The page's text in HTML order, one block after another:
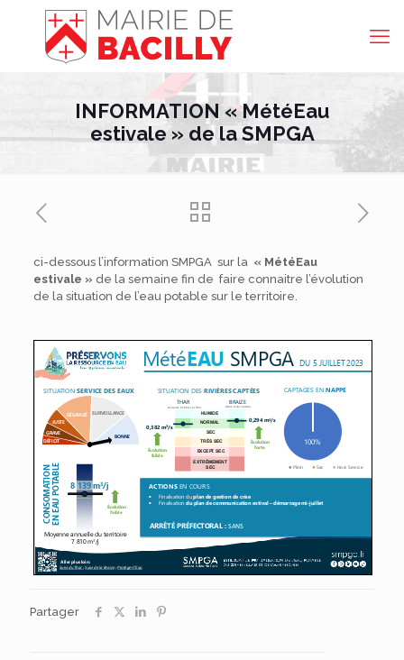
INFORMATION « MétéEau
estivale » de la SMPGA
ci-dessous l’information SMPGA sur la « MétéEau
estivale » de la semaine fin de faire connaitre l’évolution
de la situation de l’eau potable sur le territoire.
Partager